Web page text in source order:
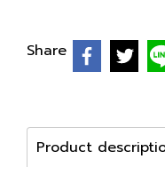
Share
Product